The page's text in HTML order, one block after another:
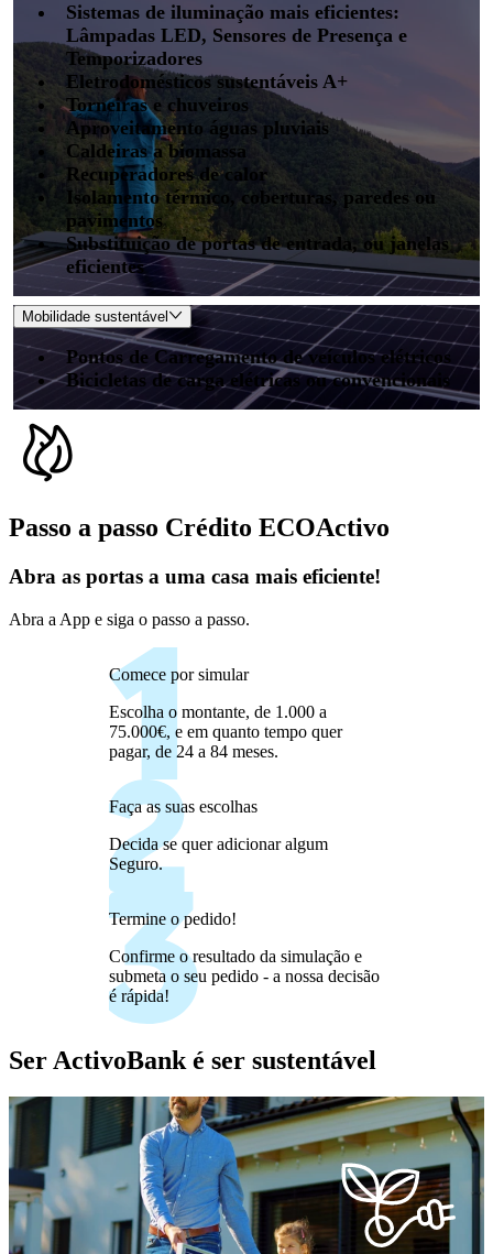
Sistemas de iluminação mais eficientes:
Lâmpadas LED, Sensores de Presença e
Temporizadores
Eletrodomésticos sustentáveis A+
Torneiras e chuveiros
Aproveitamento águas pluviais
Caldeiras a biomassa
Recuperadores de calor
Isolamento térmico, coberturas, paredes ou
pavimentos
Substituição de portas de entrada, ou janelas
eficientes
Mobilidade sustentável
Pontos de Carregamento de veículos elétricos
Bicicletas de carga elétricas ou convencionais
Passo a passo Crédito ECOActivo
Abra as portas a uma casa mais eficiente!
Abra a App e siga o passo a passo.
Comece por simular
Escolha o montante, de 1.000 a
75.000€, e em quanto tempo quer
pagar, de 24 a 84 meses.
Faça as suas escolhas
Decida se quer adicionar algum
Seguro.
Termine o pedido!
Confirme o resultado da simulação e
submeta o seu pedido - a nossa decisão
é rápida!
Ser ActivoBank é ser sustentável